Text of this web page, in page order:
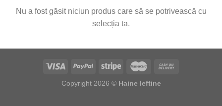
Nu a fost găsit niciun produs care să se potrivească cu
selecția ta.
Copyright 2026 © Haine Ieftine